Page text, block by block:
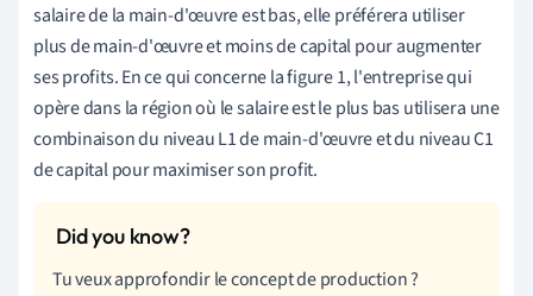
salaire de la main-d'œuvre est bas, elle préférera utiliser
plus de main-d'œuvre et moins de capital pour augmenter
ses profits. En ce qui concerne la figure 1, l'entreprise qui
opère dans la région où le salaire est le plus bas utilisera une
combinaison du niveau L1 de main-d'œuvre et du niveau C1
de capital pour maximiser son profit.
Tu veux approfondir le concept de production ?